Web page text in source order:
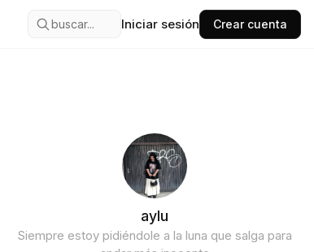
buscar... Iniciar sesión Crear cuenta
aylu
Siempre estoy pidiéndole a la luna que salga para